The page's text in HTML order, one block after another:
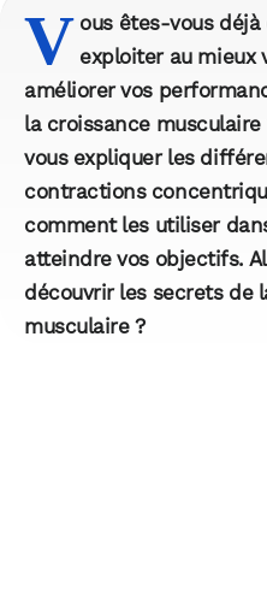
V ous êtes-vous
exploiter au mieux
améliorer vos
la croissance
vous expliquer les
contractions
comment les utiliser
atteindre vos objectifs.
découvrir les secrets de
musculaire ?